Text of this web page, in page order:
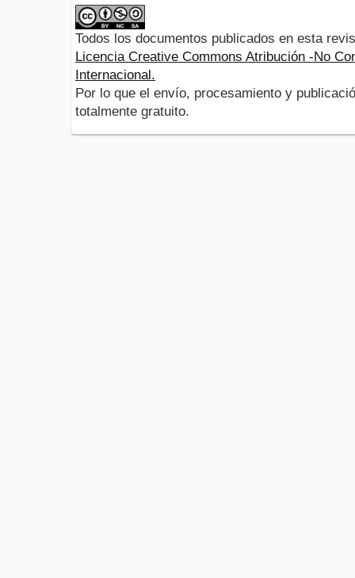
Todos los documentos publicados en esta
Licencia Creative Commons Atribución -No
Internacional.
Por lo que el envío, procesamiento y
totalmente gratuito.